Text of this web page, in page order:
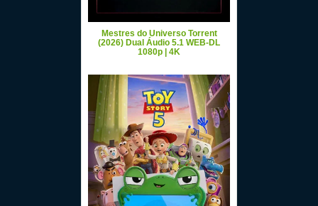
Mestres do Universo Torrent
(2026) Dual Áudio 5.1 WEB-DL
1080p | 4K